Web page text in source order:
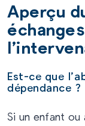
Aperçu
Est-ce que
dépendance ?
Si un enfant ou